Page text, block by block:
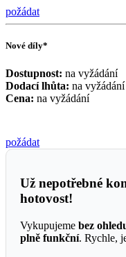
požádat
Nové díly*
Dostupnost: na vyžádání
Dodací lhůta: na vyžádání
Cena: na vyžádání
požádat
Už nepotřebné
hotovost!
Vykupujeme bez
plně funkční. Rychle,